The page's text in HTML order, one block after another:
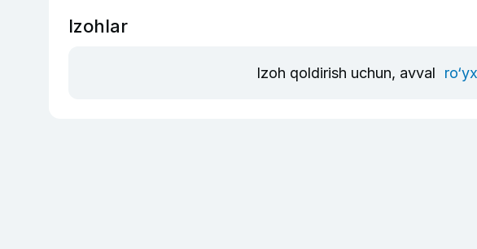
Izohlar
Izoh qoldirish uchun, avval